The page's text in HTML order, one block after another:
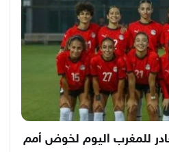
للمغرب اليوم لخوض أمم